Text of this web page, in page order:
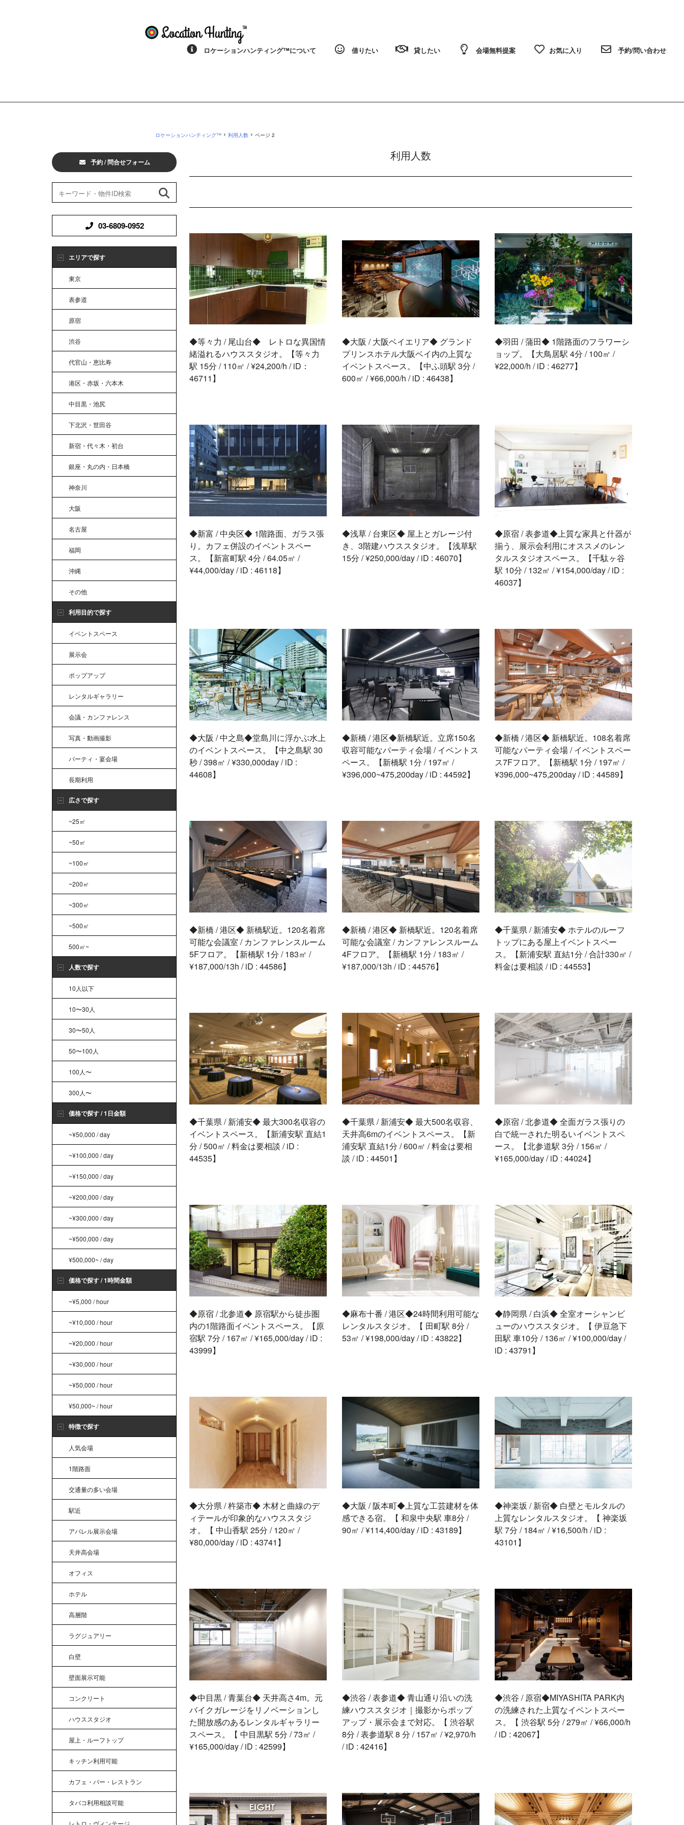
ロケーションハンティング™️について 借りたい 貸したい 会場無料提案 お気に入り 予約/問い合わせ
ロケーションハンティング™ › 利用人数 › ページ 2
利用人数
◆等々力 / 尾山台◆ レトロな異国情
緒溢れるハウススタジオ。【等々力
駅 15分 / 110㎡ / ¥24,200/h / iD：
46711】
◆大阪 / 大阪ベイエリア◆ グランド
プリンスホテル大阪ベイ内の上質な
イベントスペース。【中ふ頭駅 3分 /
600㎡ / ¥66,000/h / iD : 46438】
◆羽田 / 蒲田◆ 1階路面のフラワーシ
ョップ。【大鳥居駅 4分 / 100㎡ /
¥22,000/h / iD : 46277】
◆新富 / 中央区◆ 1階路面、ガラス張
り。カフェ併設のイベントスペー
ス。【新富町駅 4分 / 64.05㎡ /
¥44,000/day / iD : 46118】
◆浅草 / 台東区◆ 屋上とガレージ付
き、3階建ハウススタジオ。【浅草駅
15分 / ¥250,000/day / iD : 46070】
◆原宿 / 表参道◆上質な家具と什器が
揃う、展示会利用にオススメのレン
タルスタジオスペース。【千駄ヶ谷
駅 10分 / 132㎡ / ¥154,000/day / iD :
46037】
◆大阪 / 中之島◆堂島川に浮かぶ水上
のイベントスペース。【中之島駅 30
秒 / 398㎡ / ¥330,000day / iD :
44608】
◆新橋 / 港区◆新橋駅近。立席150名
収容可能なパーティ会場 / イベントス
ペース。【新橋駅 1分 / 197㎡ /
¥396,000~475,200day / iD : 44592】
◆新橋 / 港区◆ 新橋駅近。108名着席
可能なパーティ会場 / イベントスペー
ス7Fフロア。【新橋駅 1分 / 197㎡ /
¥396,000~475,200day / iD : 44589】
◆新橋 / 港区◆ 新橋駅近。120名着席
可能な会議室 / カンファレンスルーム
5Fフロア。【新橋駅 1分 / 183㎡ /
¥187,000/13h / iD : 44586】
◆新橋 / 港区◆ 新橋駅近。120名着席
可能な会議室 / カンファレンスルーム
4Fフロア。【新橋駅 1分 / 183㎡ /
¥187,000/13h / iD : 44576】
◆千葉県 / 新浦安◆ ホテルのルーフ
トップにある屋上イベントスペー
ス。【新浦安駅 直結1分 / 合計330㎡ /
料金は要相談 / iD : 44553】
◆千葉県 / 新浦安◆ 最大300名収容の
イベントスペース。【新浦安駅 直結1
分 / 500㎡ / 料金は要相談 / iD :
44535】
◆千葉県 / 新浦安◆ 最大500名収容、
天井高6mのイベントスペース。【新
浦安駅 直結1分 / 600㎡ / 料金は要相
談 / iD : 44501】
◆原宿 / 北参道◆ 全面ガラス張りの
白で統一された明るいイベントスペ
ース。【北参道駅 3分 / 156㎡ /
¥165,000/day / iD : 44024】
◆原宿 / 北参道◆ 原宿駅から徒歩圏
内の1階路面イベントスペース。【原
宿駅 7分 / 167㎡ / ¥165,000/day / iD :
43999】
◆麻布十番 / 港区◆24時間利用可能な
レンタルスタジオ。【 田町駅 8分 /
53㎡ / ¥198,000/day / iD : 43822】
◆静岡県 / 白浜◆ 全室オーシャンビ
ューのハウススタジオ。【 伊豆急下
田駅 車10分 / 136㎡ / ¥100,000/day /
iD : 43791】
◆大分県 / 杵築市◆ 木材と曲線のデ
ィテールが印象的なハウススタジ
オ。【 中山香駅 25分 / 120㎡ /
¥80,000/day / iD : 43741】
◆大阪 / 阪本町◆上質な工芸建材を体
感できる宿。【 和泉中央駅 車8分 /
90㎡ / ¥114,400/day / iD : 43189】
◆神楽坂 / 新宿◆ 白壁とモルタルの
上質なレンタルスタジオ。【 神楽坂
駅 7分 / 184㎡ / ¥16,500/h / iD :
43101】
◆中目黒 / 青葉台◆ 天井高さ4m。元
バイクガレージをリノベーションし
た開放感のあるレンタルギャラリー
スペース。【 中目黒駅 5分 / 73㎡ /
¥165,000/day / iD : 42599】
◆渋谷 / 表参道◆ 青山通り沿いの洗
練ハウススタジオ｜撮影からポップ
アップ・展示会まで対応。【 渋谷駅
8分 / 表参道駅 8 分 / 157㎡ / ¥2,970/h
/ iD : 42416】
◆渋谷 / 原宿◆MIYASHITA PARK内
の洗練された上質なイベントスペー
ス。【 渋谷駅 5分 / 279㎡ / ¥66,000/h
/ iD : 42067】
予約 / 問合せフォーム
03-6809-0952
エリアで探す
東京
表参道
原宿
渋谷
代官山・恵比寿
港区・赤坂・六本木
中目黒・池尻
下北沢・世田谷
新宿・代々木・初台
銀座・丸の内・日本橋
神奈川
大阪
名古屋
福岡
沖縄
その他
利用目的で探す
イベントスペース
展示会
ポップアップ
レンタルギャラリー
会議・カンファレンス
写真・動画撮影
パーティ・宴会場
長期利用
広さで探す
~25㎡
~50㎡
~100㎡
~200㎡
~300㎡
~500㎡
500㎡~
人数で探す
10人以下
10〜30人
30〜50人
50〜100人
100人〜
300人〜
価格で探す / 1日金額
~¥50,000 / day
~¥100,000 / day
~¥150,000 / day
~¥200,000 / day
~¥300,000 / day
~¥500,000 / day
¥500,000~ / day
価格で探す / 1時間金額
~¥5,000 / hour
~¥10,000 / hour
~¥20,000 / hour
~¥30,000 / hour
~¥50,000 / hour
¥50,000~ / hour
特徴で探す
人気会場
1階路面
交通量の多い会場
駅近
アパレル展示会場
天井高会場
オフィス
ホテル
高層階
ラグジュアリー
白壁
壁面展示可能
コンクリート
ハウススタジオ
屋上・ルーフトップ
キッチン利用可能
カフェ・バー・レストラン
タバコ利用相談可能
レトロ・ヴィンテージ